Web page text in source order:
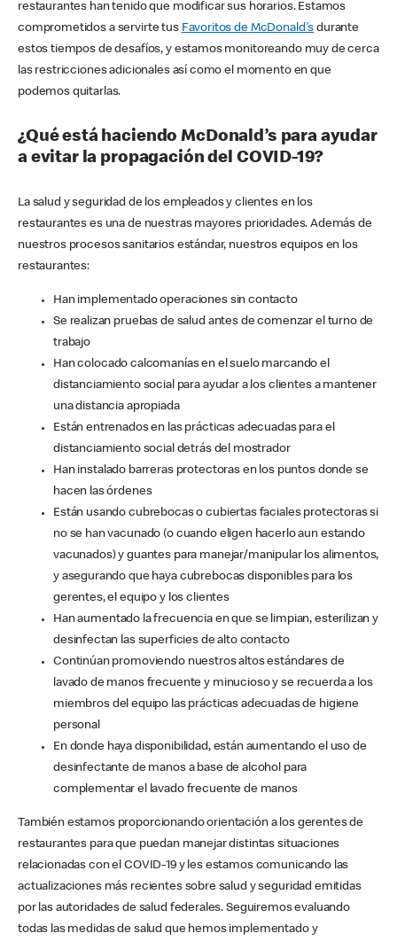
restaurantes han tenido que modificar sus horarios. Estamos
comprometidos a servirte tus Favoritos de McDonald's durante
estos tiempos de desafíos, y estamos monitoreando muy de cerca
las restricciones adicionales así como el momento en que
podemos quitarlas.
¿Qué está haciendo McDonald’s para ayudar
a evitar la propagación del COVID-19?
La salud y seguridad de los empleados y clientes en los
restaurantes es una de nuestras mayores prioridades. Además de
nuestros procesos sanitarios estándar, nuestros equipos en los
restaurantes:
Han implementado operaciones sin contacto
Se realizan pruebas de salud antes de comenzar el turno de
trabajo
Han colocado calcomanías en el suelo marcando el
distanciamiento social para ayudar a los clientes a mantener
una distancia apropiada
Están entrenados en las prácticas adecuadas para el
distanciamiento social detrás del mostrador
Han instalado barreras protectoras en los puntos donde se
hacen las órdenes
Están usando cubrebocas o cubiertas faciales protectoras si
no se han vacunado (o cuando eligen hacerlo aun estando
vacunados) y guantes para manejar/manipular los alimentos,
y asegurando que haya cubrebocas disponibles para los
gerentes, el equipo y los clientes
Han aumentado la frecuencia en que se limpian, esterilizan y
desinfectan las superficies de alto contacto
Continúan promoviendo nuestros altos estándares de
lavado de manos frecuente y minucioso y se recuerda a los
miembros del equipo las prácticas adecuadas de higiene
personal
En donde haya disponibilidad, están aumentando el uso de
desinfectante de manos a base de alcohol para
complementar el lavado frecuente de manos
También estamos proporcionando orientación a los gerentes de
restaurantes para que puedan manejar distintas situaciones
relacionadas con el COVID-19 y les estamos comunicando las
actualizaciones más recientes sobre salud y seguridad emitidas
por las autoridades de salud federales. Seguiremos evaluando
todas las medidas de salud que hemos implementado y